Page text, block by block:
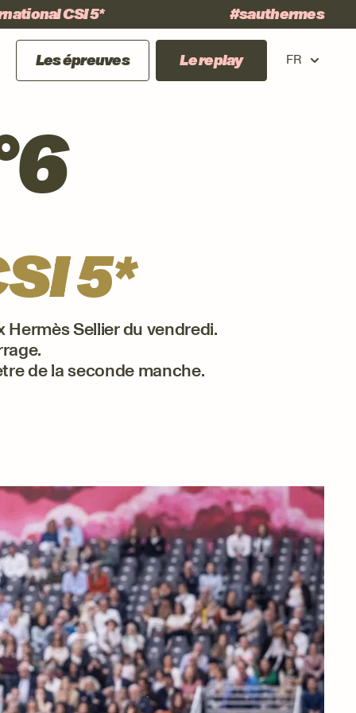
CSI 5* #sauthermes
Les épreuves Le replay FR
5*
Hermès Sellier du vendredi.
de la seconde manche.